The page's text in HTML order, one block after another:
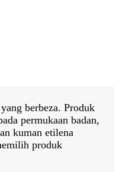
berbeza. Produk
permukaan badan,
kuman etilena
produk